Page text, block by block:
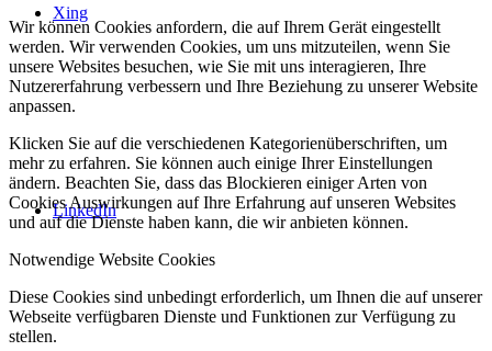
Xing
LinkedIn
Wir können Cookies anfordern, die auf Ihrem Gerät eingestellt
werden. Wir verwenden Cookies, um uns mitzuteilen, wenn Sie
unsere Websites besuchen, wie Sie mit uns interagieren, Ihre
Nutzererfahrung verbessern und Ihre Beziehung zu unserer Website
anpassen.
Klicken Sie auf die verschiedenen Kategorienüberschriften, um
mehr zu erfahren. Sie können auch einige Ihrer Einstellungen
ändern. Beachten Sie, dass das Blockieren einiger Arten von
Cookies Auswirkungen auf Ihre Erfahrung auf unseren Websites
und auf die Dienste haben kann, die wir anbieten können.
Notwendige Website Cookies
Diese Cookies sind unbedingt erforderlich, um Ihnen die auf unserer
Webseite verfügbaren Dienste und Funktionen zur Verfügung zu
stellen.